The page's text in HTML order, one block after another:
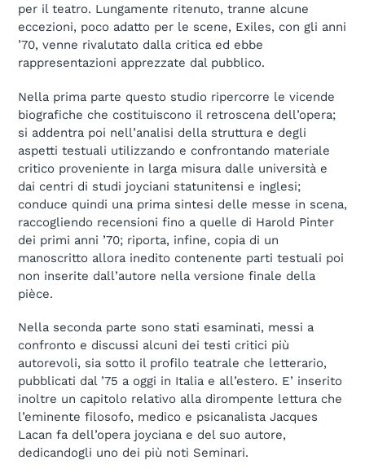
per il teatro. Lungamente ritenuto, tranne alcune
eccezioni, poco adatto per le scene, Exiles, con gli anni
’70, venne rivalutato dalla critica ed ebbe
rappresentazioni apprezzate dal pubblico.
Nella prima parte questo studio ripercorre le vicende
biografiche che costituiscono il retroscena dell’opera;
si addentra poi nell’analisi della struttura e degli
aspetti testuali utilizzando e confrontando materiale
critico proveniente in larga misura dalle università e
dai centri di studi joyciani statunitensi e inglesi;
conduce quindi una prima sintesi delle messe in scena,
raccogliendo recensioni fino a quelle di Harold Pinter
dei primi anni ’70; riporta, infine, copia di un
manoscritto allora inedito contenente parti testuali poi
non inserite dall’autore nella versione finale della
pièce.
Nella seconda parte sono stati esaminati, messi a
confronto e discussi alcuni dei testi critici più
autorevoli, sia sotto il profilo teatrale che letterario,
pubblicati dal ’75 a oggi in Italia e all’estero. E’ inserito
inoltre un capitolo relativo alla dirompente lettura che
l’eminente filosofo, medico e psicanalista Jacques
Lacan fa dell’opera joyciana e del suo autore,
dedicandogli uno dei più noti Seminari.